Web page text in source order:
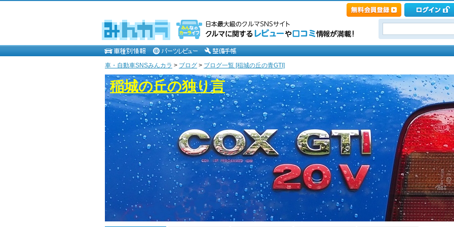
車・自動車SNSみんカラ > ブログ > ブログ一覧 [稲城の丘の青GTI]
稲城の丘の独り言